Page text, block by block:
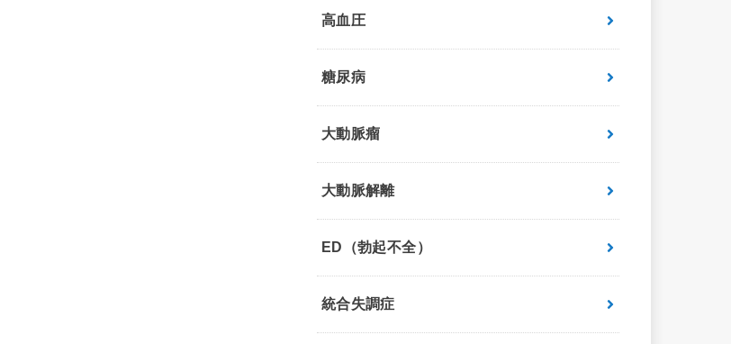
高血圧
糖尿病
大動脈瘤
大動脈解離
ED（勃起不全）
統合失調症